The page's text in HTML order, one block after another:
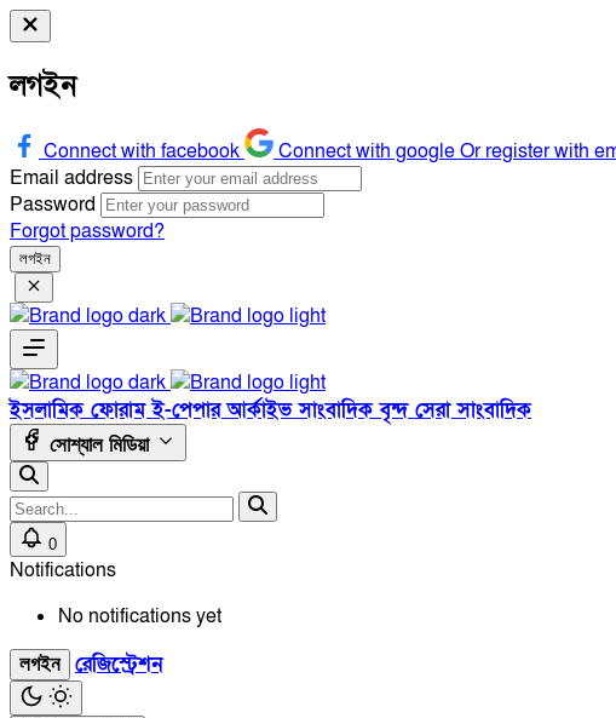
লগইন
Connect with facebook Connect with googleOr register with
Email address
Password
Forgot password?
লগইন
ইসলামিক ফোরামই-পেপারআর্কাইভসাংবাদিক বৃন্দসেরা সাংবাদিক
সোশ্যাল মিডিয়া
0
Notifications
No notifications yet
লগইন রেজিস্ট্রেশন